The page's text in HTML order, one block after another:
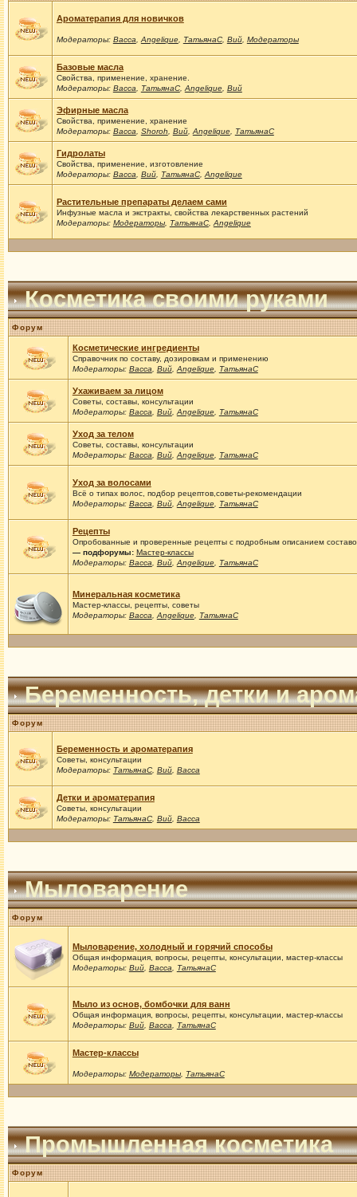
Ароматерапия для новичков
Модераторы: Васса Angelique, ТатьянаС, Вий, Модераторы
Базовые масла
Свойства, применение, хранение.
Модераторы: Васса ТатьянаС, Angelique, Вий
Эфирные масла
Свойства, применение, хранение
Модераторы: Васса Shoroh Вий, Angelique, ТатьянаС
Гидролаты
Свойства, применение, изготовление
Модераторы: Васса Вий, ТатьянаС, Angelique
Растительные препараты делаем сами
Инфузные масла и экстракты, свойства лекарственных растений
Модераторы: Модераторы, ТатьянаС, Angelique
Косметика своими руками
Форум
Косметические ингредиенты
Справочник по составу, дозировкам и применению
Модераторы: Васса Вий, Angelique, ТатьянаС
Ухаживаем за лицом
Советы, составы, консультации
Модераторы: Васса Вий, Angelique, ТатьянаС
Уход за телом
Советы, составы, консультации
Модераторы: Васса Вий, Angelique, ТатьянаС
Уход за волосами
Всё о типах волос, подбор рецептов,советы-рекомендации
Модераторы: Васса Вий, Angelique, ТатьянаС
Рецепты
Опробованные и проверенные рецепты с подробным описанием
— подфорумы: Мастер-классы
Модераторы: Васса Вий, Angelique, ТатьянаС
Минеральная косметика
Мастер-классы, рецепты, советы
Модераторы: Васса Angelique, ТатьянаС
Беременность, детки и
Форум
Беременность и ароматерапия
Советы, консультации
Модераторы: ТатьянаС, Вий, Васса
Детки и ароматерапия
Советы, консультации
Модераторы: ТатьянаС, Вий, Васса
Мыловарение
Форум
Мыловарение, холодный и горячий способы
Общая информация, вопросы, рецепты, консультации, мастер-классы
Модераторы: Вий, Васса ТатьянаС
Мыло из основ, бомбочки для ванн
Общая информация, вопросы, рецепты, консультации, мастер-классы
Модераторы: Вий, Васса ТатьянаС
Мастер-классы
Модераторы: Модераторы, ТатьянаС
Промышленная косметика
Форум